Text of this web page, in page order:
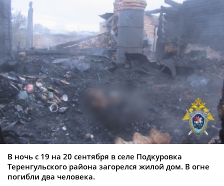
В ночь с 19 на 20 сентября в селе Подкуровка
Теренгульского района загорелся жилой дом. В огне
погибли два человека.